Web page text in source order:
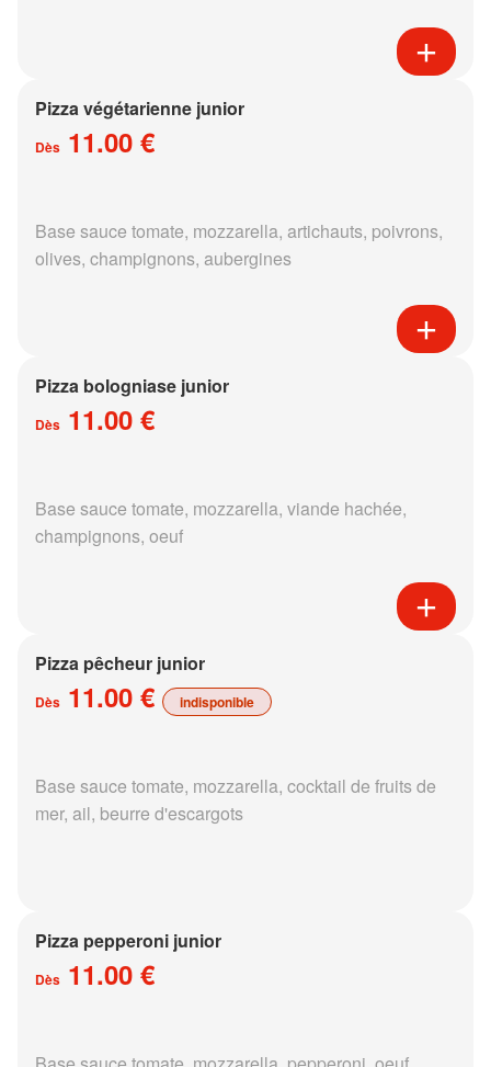
Pizza végétarienne junior
Dès 11.00 €
Base sauce tomate, mozzarella, artichauts, poivrons,
olives, champignons, aubergines
Pizza bologniase junior
Dès 11.00 €
Base sauce tomate, mozzarella, viande hachée,
champignons, oeuf
Pizza pêcheur junior
Dès 11.00 € indisponible
Base sauce tomate, mozzarella, cocktail de fruits de
mer, ail, beurre d'escargots
Pizza pepperoni junior
Dès 11.00 €